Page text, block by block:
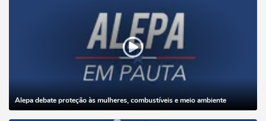
Alepa debate proteção às mulheres, combustíveis e meio ambiente